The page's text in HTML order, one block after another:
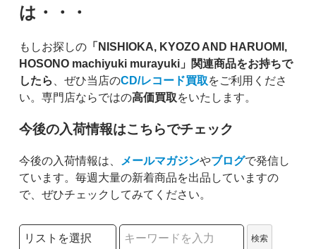
は・・・
もしお探しの「NISHIOKA, KYOZO AND HARUOMI,
HOSONO machiyuki murayuki」関連商品をお持ちで
したら 、ぜひ当店のCD/レコード買取をご利用くださ
い。専門店ならではの高価買取をいたします。
今後の入荷情報はこちらでチェック
今後の入荷情報は、 メールマガジンやブログで発信し
ています。毎週大量の新着商品を出品していますの
で、ぜひチェックしてみてください。
検索リストの選択
検索